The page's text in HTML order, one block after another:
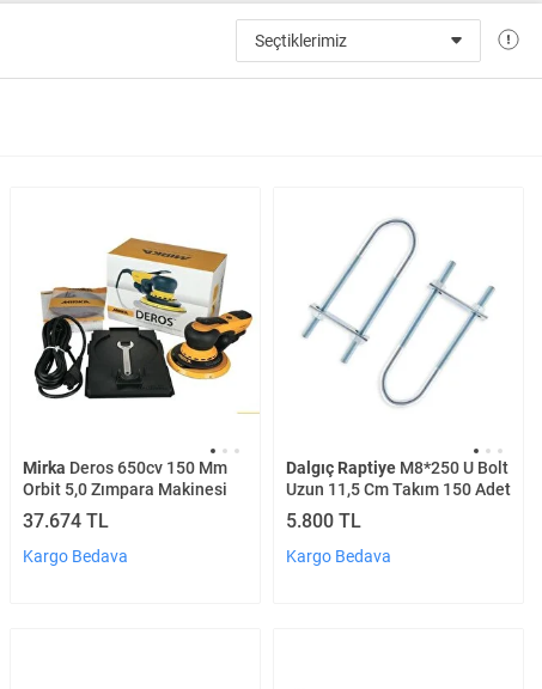
Mirka Deros 650cv 150 Mm
Orbit 5,0 Zımpara Makinesi
37.674 TL
Kargo Bedava
Dalgıç RaptiyeM8*250 U Bolt
Uzun 11,5 Cm Takım 150 Adet
5.800 TL
Kargo Bedava